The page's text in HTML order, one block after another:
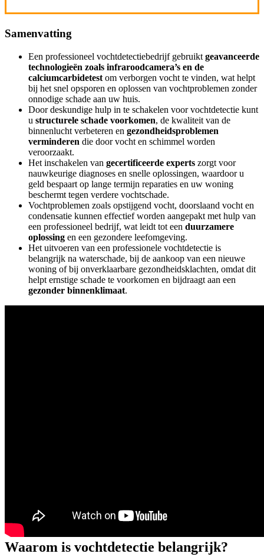
Samenvatting
Een professioneel vochtdetectiebedrijf gebruikt geavanceerde
technologieën zoals infraroodcamera’s en de
calciumcarbidetest om verborgen vocht te vinden, wat helpt
bij het snel opsporen en oplossen van vochtproblemen zonder
onnodige schade aan uw huis.
Door deskundige hulp in te schakelen voor vochtdetectie kunt
u structurele schade voorkomen, de kwaliteit van de
binnenlucht verbeteren en gezondheidsproblemen
verminderen die door vocht en schimmel worden
veroorzaakt.
Het inschakelen van gecertificeerde experts zorgt voor
nauwkeurige diagnoses en snelle oplossingen, waardoor u
geld bespaart op lange termijn reparaties en uw woning
beschermt tegen verdere vochtschade.
Vochtproblemen zoals opstijgend vocht, doorslaand vocht en
condensatie kunnen effectief worden aangepakt met hulp van
een professioneel bedrijf, wat leidt tot een duurzamere
oplossing en een gezondere leefomgeving.
Het uitvoeren van een professionele vochtdetectie is
belangrijk na waterschade, bij de aankoop van een nieuwe
woning of bij onverklaarbare gezondheidsklachten, omdat dit
helpt ernstige schade te voorkomen en bijdraagt aan een
gezonder binnenklimaat.
Waarom is vochtdetectie belangrijk?